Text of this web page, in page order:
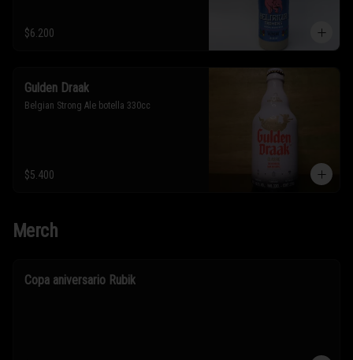
$6.200
Gulden Draak
Belgian Strong Ale botella 330cc
$5.400
Merch
Copa aniversario Rubik